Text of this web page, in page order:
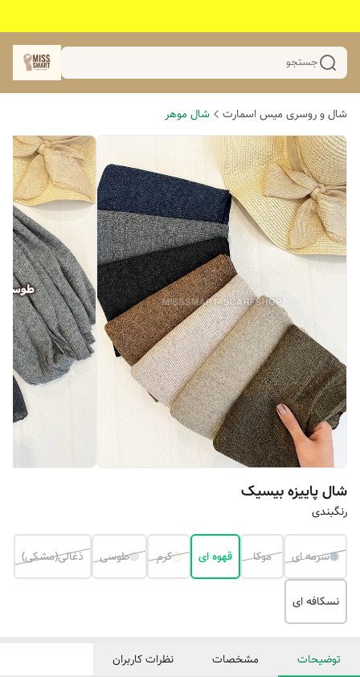
جستجو
شال و روسری میس اسمارت شال موهر
شال پاییزه بیسیک
رنگبندی
سرمه ای موکا قهوه ای کرم طوسی ذغالی(مشکی)
نسکافه ای
توضیحات مشخصات نظرات کاربران